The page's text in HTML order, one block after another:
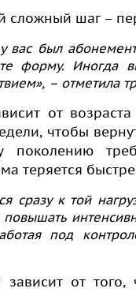
сложный шаг –
вас был
форму. Иногда
– отметила
от
чтобы
теряется
сразу к той
под
от